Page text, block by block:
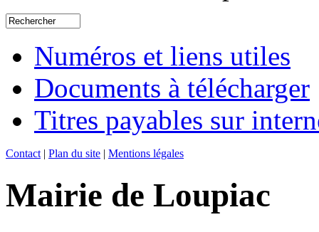
Numéros et liens utiles
Documents à télécharger
Titres payables sur
Contact | Plan du site | Mentions légales
Mairie de Loupiac